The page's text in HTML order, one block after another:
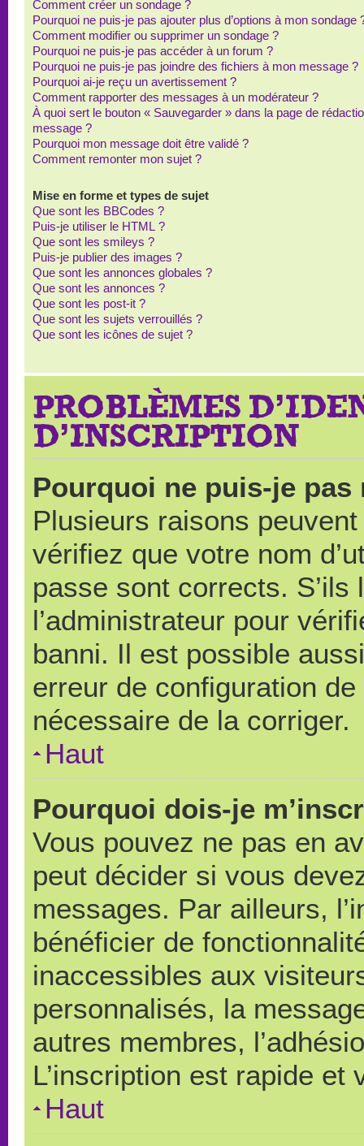
Comment créer un sondage ?
Pourquoi ne puis-je pas ajouter plus d’options à mon sondage
Comment modifier ou supprimer un sondage ?
Pourquoi ne puis-je pas accéder à un forum ?
Pourquoi ne puis-je pas joindre des fichiers à mon message ?
Pourquoi ai-je reçu un avertissement ?
Comment rapporter des messages à un modérateur ?
À quoi sert le bouton « Sauvegarder » dans la page de
message ?
Pourquoi mon message doit être validé ?
Comment remonter mon sujet ?
Mise en forme et types de sujet
Que sont les BBCodes ?
Puis-je utiliser le HTML ?
Que sont les smileys ?
Puis-je publier des images ?
Que sont les annonces globales ?
Que sont les annonces ?
Que sont les post-it ?
Que sont les sujets verrouillés ?
Que sont les icônes de sujet ?
PROBLÈMES
D’INSCRIPTION
Pourquoi ne puis-je pas
Plusieurs raisons
vérifiez que votre nom
passe sont corrects.
l’administrateur pour
banni. Il est possible
erreur de configuration
nécessaire de la corriger.
Haut
Pourquoi dois-je
Vous pouvez ne pas en
peut décider si vous
messages. Par ailleurs,
bénéficier de
inaccessibles aux
personnalisés, la
autres membres,
L’inscription est rapide et
Haut